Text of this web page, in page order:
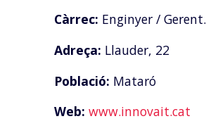
Càrrec: Enginyer / Gerent.
Adreça: Llauder, 22
Població: Mataró
Web: www.innovait.cat